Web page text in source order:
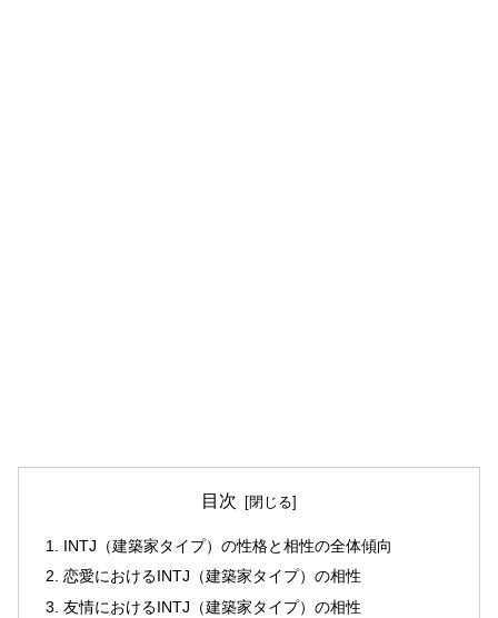
目次
INTJ（建築家タイプ）の性格と相性の全体傾向
恋愛におけるINTJ（建築家タイプ）の相性
友情におけるINTJ（建築家タイプ）の相性